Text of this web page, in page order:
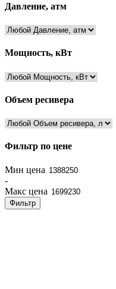
Давление, атм
Мощность, кВт
Объем ресивера
Фильтр по цене
Мин цена
-
Макс цена
Фильтр